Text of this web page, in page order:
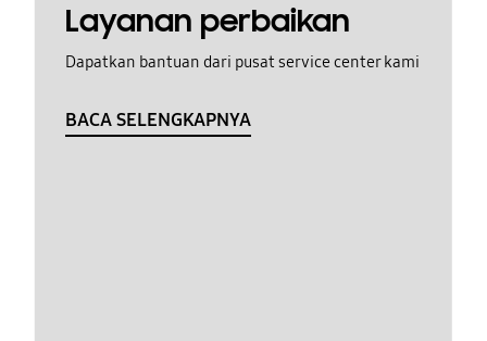
Layanan perbaikan
Dapatkan bantuan dari pusat service center kami
BACA SELENGKAPNYA